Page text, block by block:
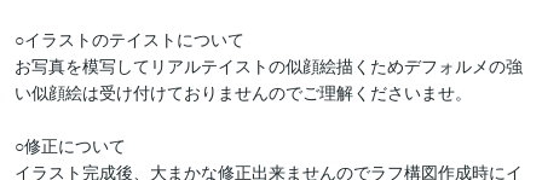
○イラストのテイストについて
お写真を模写してリアルテイストの似顔絵描くためデフォルメの強
い似顔絵は受け付けておりませんのでご理解くださいませ。
○修正について
イラスト完成後、大まかな修正出来ませんのでラフ構図作成時にイ